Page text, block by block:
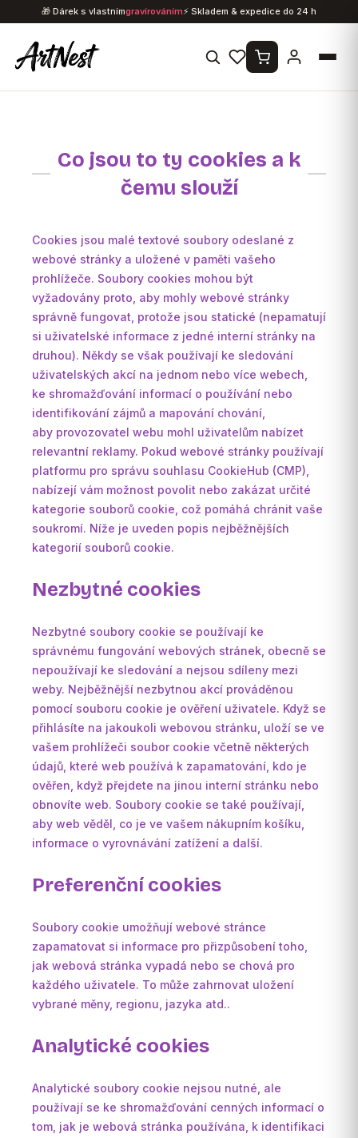
na
obsah
🎁 Dárek s vlastnímgravírováním⚡ Skladem & expedice do 24 h
Co jsou to ty cookies a k
čemu slouží
Cookies jsou malé textové soubory odeslané z
webové stránky a uložené v paměti vašeho
prohlížeče. Soubory cookies mohou být
vyžadovány proto, aby mohly webové stránky
správně fungovat, protože jsou statické (nepamatují
si uživatelské informace z jedné interní stránky na
druhou). Někdy se však používají ke sledování
uživatelských akcí na jednom nebo více webech,
ke shromažďování informací o používání nebo
identifikování zájmů a mapování chování,
aby provozovatel webu mohl uživatelům nabízet
relevantní reklamy. Pokud webové stránky používají
platformu pro správu souhlasu CookieHub (CMP),
nabízejí vám možnost povolit nebo zakázat určité
kategorie souborů cookie, což pomáhá chránit vaše
soukromí. Níže je uveden popis nejběžnějších
kategorií souborů cookie.
Nezbytné cookies
Nezbytné soubory cookie se používají ke
správnému fungování webových stránek, obecně se
nepoužívají ke sledování a nejsou sdíleny mezi
weby. Nejběžnější nezbytnou akcí prováděnou
pomocí souboru cookie je ověření uživatele. Když se
přihlásíte na jakoukoli webovou stránku, uloží se ve
vašem prohlížeči soubor cookie včetně některých
údajů, které web používá k zapamatování, kdo je
ověřen, když přejdete na jinou interní stránku nebo
obnovíte web. Soubory cookie se také používají,
aby web věděl, co je ve vašem nákupním košíku,
informace o vyrovnávání zatížení a další.
Preferenční cookies
Soubory cookie umožňují webové stránce
zapamatovat si informace pro přizpůsobení toho,
jak webová stránka vypadá nebo se chová pro
každého uživatele. To může zahrnovat uložení
vybrané měny, regionu, jazyka atd..
Analytické cookies
Analytické soubory cookie nejsou nutné, ale
používají se ke shromažďování cenných informací o
tom, jak je webová stránka používána, k identifikaci